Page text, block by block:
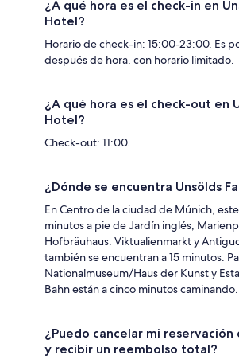
¿A qué hora es el check-in en
Hotel?
Horario de check-in: 15:00-23:00. Es
después de hora, con horario limitado.
¿A qué hora es el check-out en
Hotel?
Check-out: 11:00.
¿Dónde se encuentra Unsölds
En Centro de la ciudad de Múnich,
minutos a pie de Jardín inglés,
Hofbräuhaus. Viktualienmarkt y
también se encuentran a 15 minutos.
Nationalmuseum/Haus der Kunst y
Bahn están a cinco minutos caminando.
¿Puedo cancelar mi
y recibir un reembolso total?